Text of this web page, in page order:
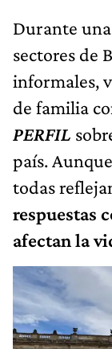
Durante
sectores de
informales,
de familia
PERFIL
país.
todas
respuestas
afectan la